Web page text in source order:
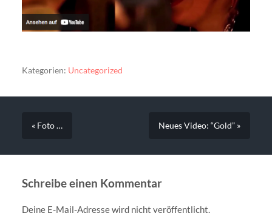
Kategorien: Uncategorized
« Foto … Neues Video: “Gold” »
Schreibe einen Kommentar
Deine E-Mail-Adresse wird nicht veröffentlicht.